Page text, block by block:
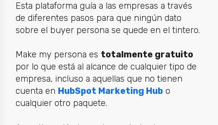
Esta plataforma guía a las empresas a través
de diferentes pasos para que ningún dato
sobre el buyer persona se quede en el tintero.
Make my persona es totalmente gratuito
por lo que está al alcance de cualquier tipo de
empresa, incluso a aquellas que no tienen
cuenta en HubSpot Marketing Hubo
cualquier otro paquete.